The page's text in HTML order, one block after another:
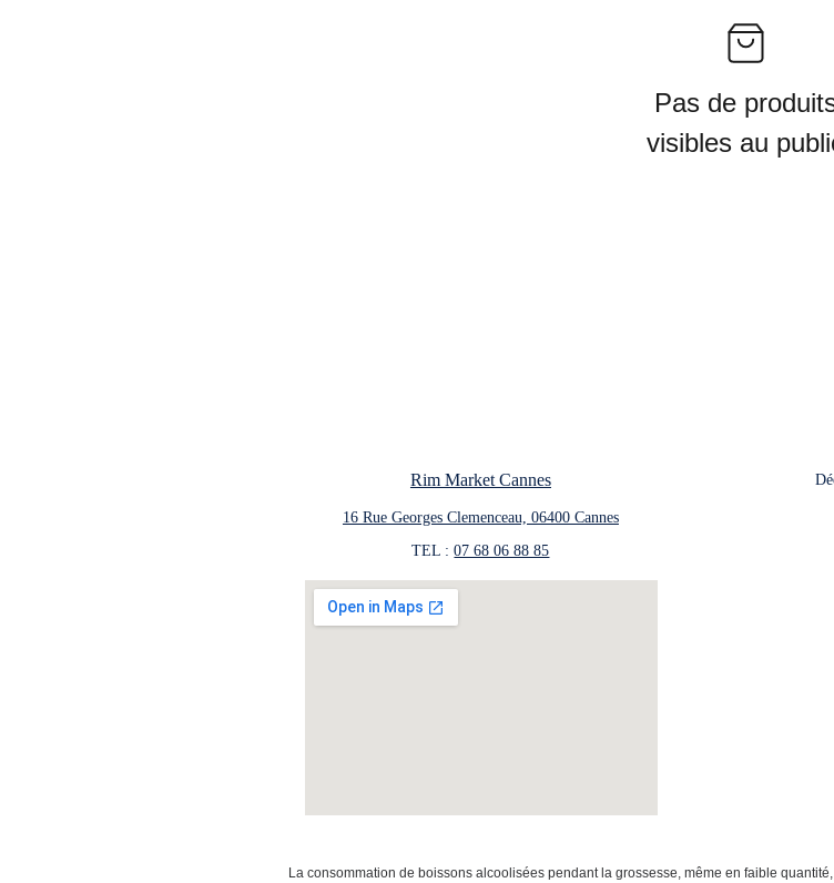
Pas de
visibles au
La consommation de boissons alcoolisées pendant la grossesse, même en faible
Rim Market Cannes
16 Rue Georges Clemenceau, 06400 Cannes
TEL : 07 68 06 88 85